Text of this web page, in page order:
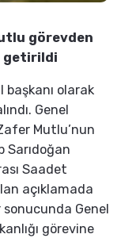
görevden
getirildi
başkanı olarak
Genel
Mutlu’nun
Sarıdoğan
Saadet
açıklamada
Genel
görevine